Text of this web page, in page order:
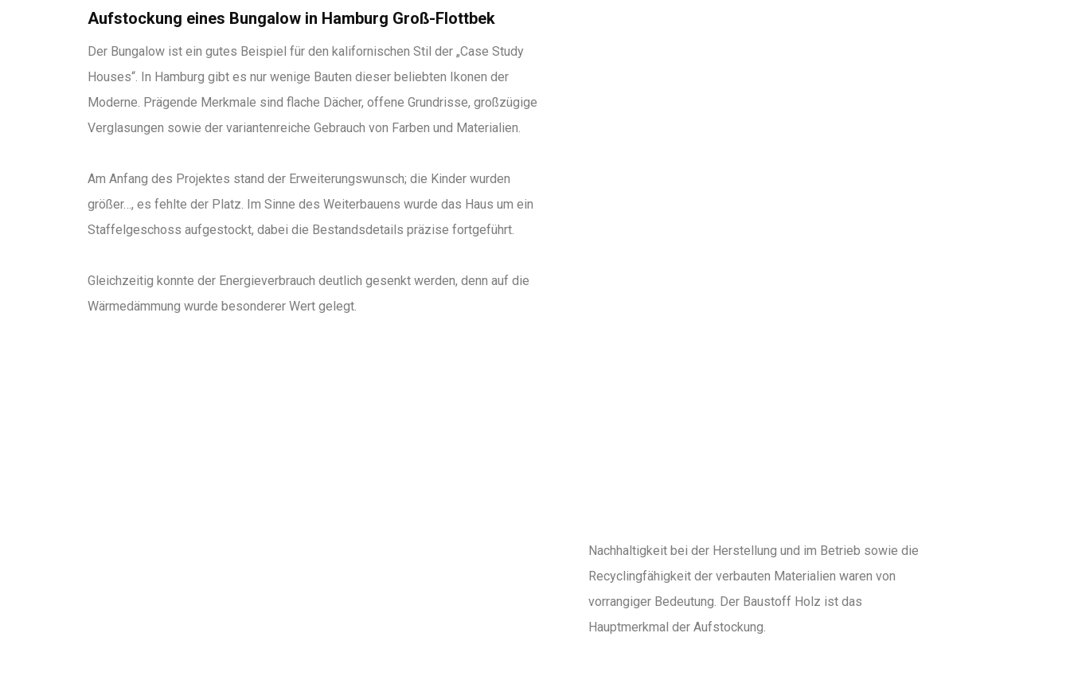
Aufstockung eines Bungalow in Hamburg Groß-Flottbek
Der Bungalow ist ein gutes Beispiel für den kalifornischen Stil der „Case Study
Houses“. In Hamburg gibt es nur wenige Bauten dieser beliebten Ikonen der
Moderne. Prägende Merkmale sind flache Dächer, offene Grundrisse, großzügige
Verglasungen sowie der variantenreiche Gebrauch von Farben und Materialien.
Am Anfang des Projektes stand der Erweiterungswunsch; die Kinder wurden
größer…, es fehlte der Platz. Im Sinne des Weiterbauens wurde das Haus um ein
Staffelgeschoss aufgestockt, dabei die Bestandsdetails präzise fortgeführt.
Gleichzeitig konnte der Energieverbrauch deutlich gesenkt werden, denn auf die
Wärmedämmung wurde besonderer Wert gelegt.
Nachhaltigkeit bei der Herstellung und im Betrieb sowie die
Recyclingfähigkeit der verbauten Materialien waren von
vorrangiger Bedeutung. Der Baustoff Holz ist das
Hauptmerkmal der Aufstockung.